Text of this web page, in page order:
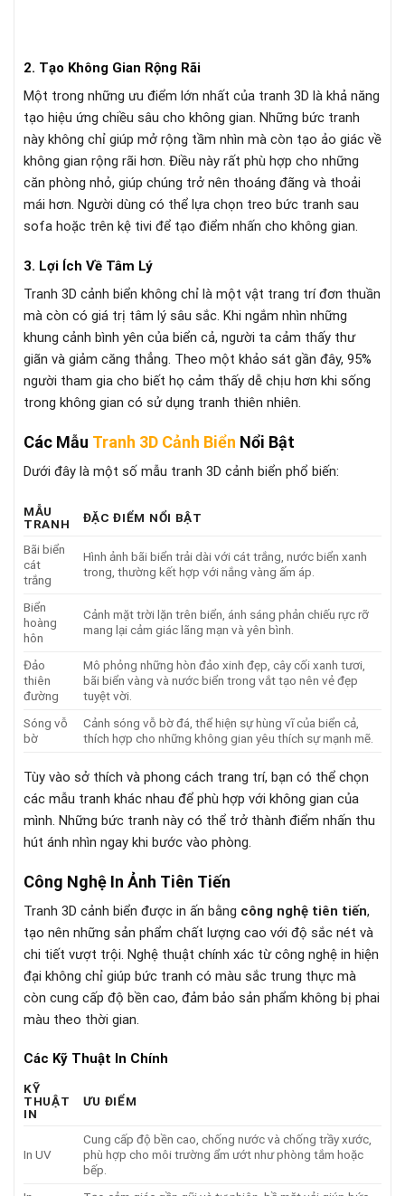
2. Tạo Không Gian Rộng Rãi
Một trong những ưu điểm lớn nhất của tranh 3D là khả năng
tạo hiệu ứng chiều sâu cho không gian. Những bức tranh
này không chỉ giúp mở rộng tầm nhìn mà còn tạo ảo giác về
không gian rộng rãi hơn. Điều này rất phù hợp cho những
căn phòng nhỏ, giúp chúng trở nên thoáng đãng và thoải
mái hơn. Người dùng có thể lựa chọn treo bức tranh sau
sofa hoặc trên kệ tivi để tạo điểm nhấn cho không gian.
3. Lợi Ích Về Tâm Lý
Tranh 3D cảnh biển không chỉ là một vật trang trí đơn thuần
mà còn có giá trị tâm lý sâu sắc. Khi ngắm nhìn những
khung cảnh bình yên của biển cả, người ta cảm thấy thư
giãn và giảm căng thẳng. Theo một khảo sát gần đây, 95%
người tham gia cho biết họ cảm thấy dễ chịu hơn khi sống
trong không gian có sử dụng tranh thiên nhiên.
Các Mẫu Tranh 3D Cảnh Biển Nổi Bật
Dưới đây là một số mẫu tranh 3D cảnh biển phổ biến:
MẪU
TRANH
ĐẶC ĐIỂM NỔI BẬT
Bãi biển
cát
trắng
Hình ảnh bãi biển trải dài với cát trắng, nước biển xanh
trong, thường kết hợp với nắng vàng ấm áp.
Biển
hoàng
hôn
Cảnh mặt trời lặn trên biển, ánh sáng phản chiếu rực rỡ
mang lại cảm giác lãng mạn và yên bình.
Đảo
thiên
đường
Mô phỏng những hòn đảo xinh đẹp, cây cối xanh tươi,
bãi biển vàng và nước biển trong vắt tạo nên vẻ đẹp
tuyệt vời.
Sóng vỗ
bờ
Cảnh sóng vỗ bờ đá, thể hiện sự hùng vĩ của biển cả,
thích hợp cho những không gian yêu thích sự mạnh mẽ.
Tùy vào sở thích và phong cách trang trí, bạn có thể chọn
các mẫu tranh khác nhau để phù hợp với không gian của
mình. Những bức tranh này có thể trở thành điểm nhấn thu
hút ánh nhìn ngay khi bước vào phòng.
Công Nghệ In Ảnh Tiên Tiến
Tranh 3D cảnh biển được in ấn bằng công nghệ tiên tiến,
tạo nên những sản phẩm chất lượng cao với độ sắc nét và
chi tiết vượt trội. Nghệ thuật chính xác từ công nghệ in hiện
đại không chỉ giúp bức tranh có màu sắc trung thực mà
còn cung cấp độ bền cao, đảm bảo sản phẩm không bị phai
màu theo thời gian.
Các Kỹ Thuật In Chính
KỸ
THUẬT
IN
ƯU ĐIỂM
In UV
Cung cấp độ bền cao, chống nước và chống trầy xước,
phù hợp cho môi trường ẩm ướt như phòng tắm hoặc
bếp.